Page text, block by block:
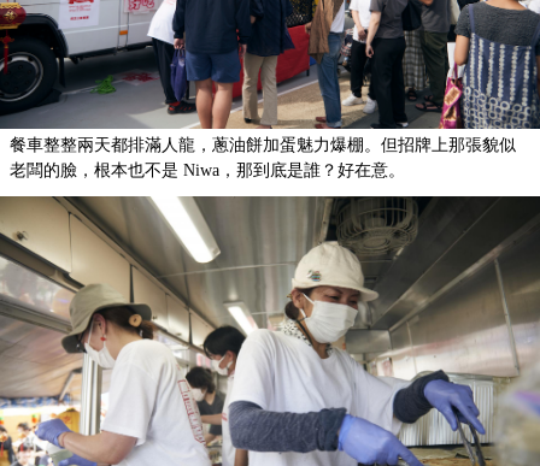
餐車整整兩天都排滿人龍，蔥油餅加蛋魅力爆棚。但招牌上那張貌似
老闆的臉，根本也不是 Niwa，那到底是誰？好在意。